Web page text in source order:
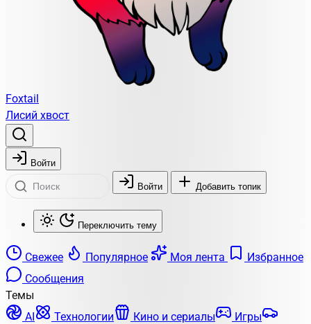
Foxtail
Лисий хвост
Войти
Войти Добавить топик
Переключить тему
Свежее Популярное Моя лента
Избранное
Сообщения
Темы
AI
Технологии Кино и сериалы
Игры